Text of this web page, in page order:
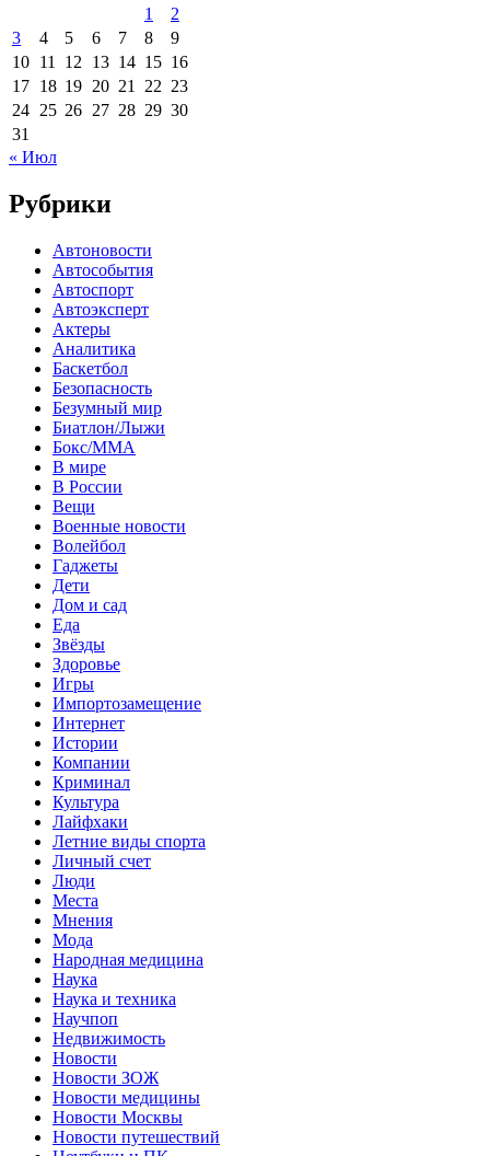
1
2
3
4 5 6 7 8
9
10 11 12 13 14 15 16
17 18 19 20 21 22 23
24 25 26 27 28 29 30
31
« Июл
Рубрики
Автоновости
Автособытия
Автоспорт
Автоэксперт
Актеры
Аналитика
Баскетбол
Безопасность
Безумный мир
Биатлон/Лыжи
Бокс/MMA
В мире
В России
Вещи
Военные новости
Волейбол
Гаджеты
Дети
Дом и сад
Еда
Звёзды
Здоровье
Игры
Импортозамещение
Интернет
Истории
Компании
Криминал
Культура
Лайфхаки
Летние виды спорта
Личный счет
Люди
Места
Мнения
Мода
Народная медицина
Наука
Наука и техника
Научпоп
Недвижимость
Новости
Новости ЗОЖ
Новости медицины
Новости Москвы
Новости путешествий